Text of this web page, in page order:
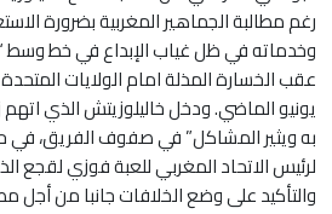
رغم مطالبة الجماهير المغربية بضرورة
وخدماته في ظل غياب الإبداع في خط
عقب الخسارة المذلة امام الولايات
يونيو الماضي. ودخل خاليلوزيتش الذي
به ويثير المشاكل” في صفوف الفريق،
لرئيس الاتحاد المغربي للعبة فوزي لقجع
والتأكيد على وضع الخلافات جانبا من